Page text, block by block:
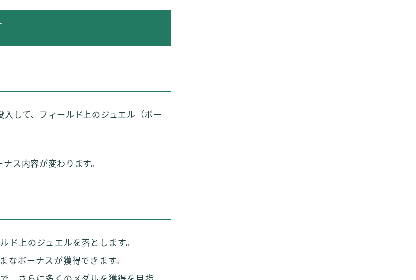
して、フィールド上のジュエル（ボー
ス内容が変わります。
ド上のジュエルを落とします。
なボーナスが獲得できます。